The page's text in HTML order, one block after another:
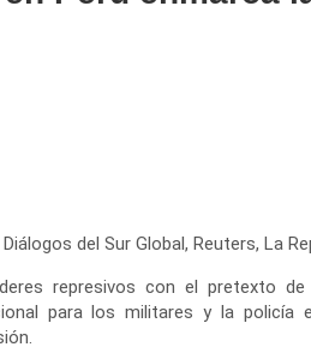
del Sur Global, Reuters, La
represivos con el pretexto
para los militares y la policía